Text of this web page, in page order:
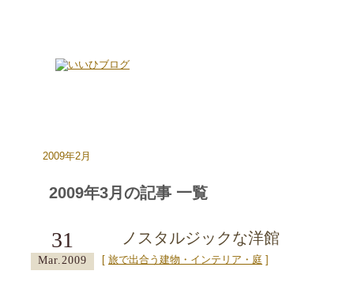
2009年2月
2009年3月の記事 一覧
ノスタルジックな洋館
31
Mar.2009 [ 旅で出合う建物・インテリア・庭 ]